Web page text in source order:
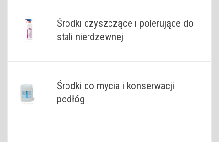
Środki czyszczące i polerujące do
stali nierdzewnej
Środki do mycia i konserwacji
podłóg